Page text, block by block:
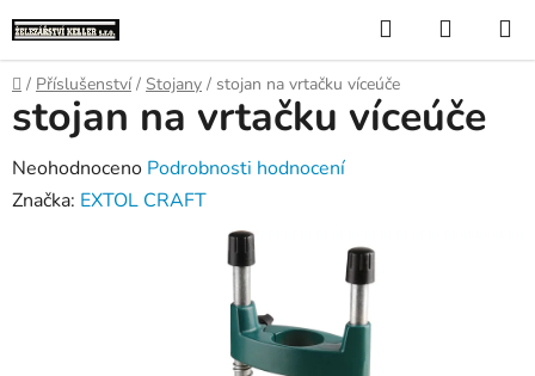
na
obsah
Hledat
KOŠÍK
Domů
/ Příslušenství / Stojany / stojan na vrtačku víceúče
stojan na vrtačku víceúče
Průměrné
hodnocení
Neohodnoceno Podrobnosti hodnocení
Značka: EXTOL CRAFT